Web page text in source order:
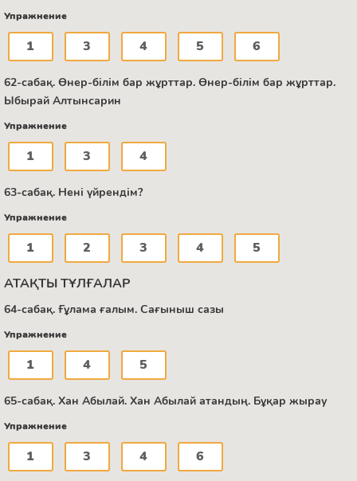
Упражнение
1 3 4 5 6
62-сабақ. Өнер-білім бар жұрттар. Өнер-білім бар жұрттар.
Ыбырай Алтынсарин
Упражнение
1 3 4
63-сабақ. Нені үйрендім?
Упражнение
1 2 3 4 5
АТАҚТЫ ТҰЛҒАЛАР
64-сабақ. Ғұлама ғалым. Сағыныш сазы
Упражнение
1 4 5
65-сабақ. Хан Абылай. Хан Абылай атандың. Бұқар жырау
Упражнение
1 3 4 6